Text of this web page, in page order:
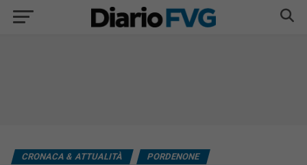
CRONACA & ATTUALITÀ PORDENONE